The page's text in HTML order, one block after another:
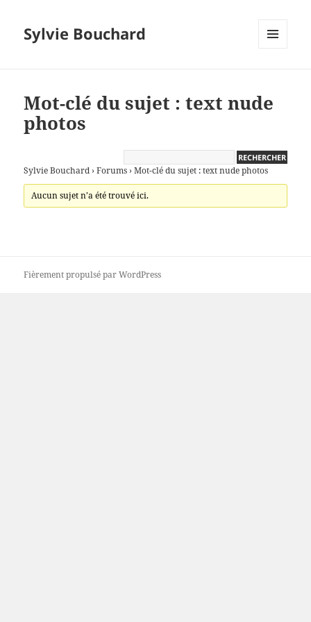
Sylvie Bouchard
Mot-clé du sujet : text nude
photos
Sylvie Bouchard › Forums › Mot-clé du sujet : text nude photos
Aucun sujet n’a été trouvé ici.
Fièrement propulsé par WordPress